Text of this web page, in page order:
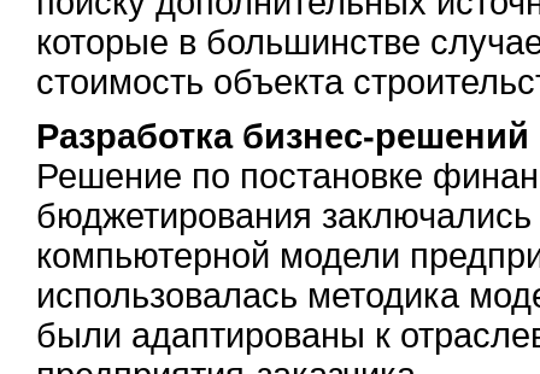
которые в большинстве
стоимость объекта
Разработка бизнес-решений
Решение по постановке
бюджетирования
компьютерной модели
использовалась методика
были адаптированы к